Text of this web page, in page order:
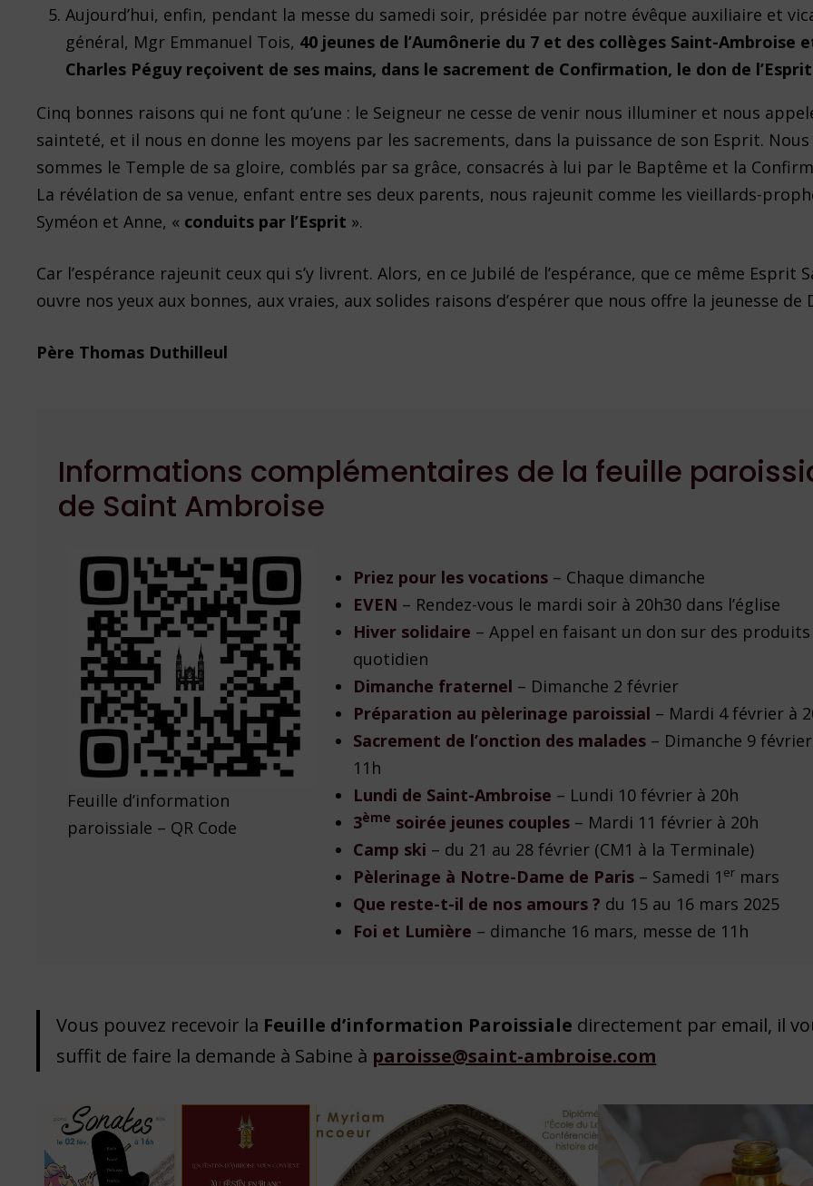
Aujourd’hui, enfin, pendant la messe du samedi soir, présidée par notre évêque auxiliaire et
général, Mgr Emmanuel Tois, 40 jeunes de l’Aumônerie du 7 et des collèges Saint-Ambroise
Charles Péguy reçoivent de ses mains, dans le sacrement de Confirmation, le don de
Cinq bonnes raisons qui ne font qu’une : le Seigneur ne cesse de venir nous illuminer et nous
sainteté, et il nous en donne les moyens par les sacrements, dans la puissance de son Esprit. Nous
sommes le Temple de sa gloire, comblés par sa grâce, consacrés à lui par le Baptême et la
La révélation de sa venue, enfant entre ses deux parents, nous rajeunit comme les vieillards-
Syméon et Anne, « conduits par l’Esprit ».
Car l’espérance rajeunit ceux qui s’y livrent. Alors, en ce Jubilé de l’espérance, que ce même Esprit
ouvre nos yeux aux bonnes, aux vraies, aux solides raisons d’espérer que nous offre la jeunesse de
Père Thomas Duthilleul
Informations complémentaires de la feuille
de Saint Ambroise
Feuille d’information
paroissiale – QR Code
Priez pour les vocations – Chaque dimanche
EVEN – Rendez-vous le mardi soir à 20h30 dans l’église
Hiver solidaire – Appel en faisant un don sur des
quotidien
Dimanche fraternel – Dimanche 2 février
Préparation au pèlerinage paroissial – Mardi 4 février à
Sacrement de l’onction des malades – Dimanche 9
11h
Lundi de Saint-Ambroise – Lundi 10 février à 20h
3ème soirée jeunes couples – Mardi 11 février à 20h
Camp ski – du 21 au 28 février (CM1 à la Terminale)
Pèlerinage à Notre-Dame de Paris – Samedi 1 er mars
Que reste-t-il de nos amours ? du 15 au 16 mars 2025
Foi et Lumière – dimanche 16 mars, messe de 11h
Vous pouvez recevoir la Feuille d’information Paroissiale directement par email, il
suffit de faire la demande à Sabine à paroisse@saint-ambroise.com